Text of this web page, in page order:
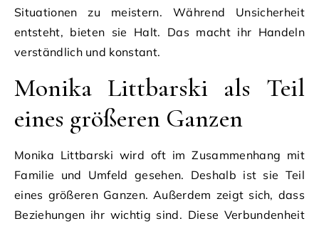
Situationen zu meistern. Während Unsicherheit
entsteht, bieten sie Halt. Das macht ihr Handeln
verständlich und konstant.
Monika Littbarski als Teil
eines größeren Ganzen
Monika Littbarski wird oft im Zusammenhang mit
Familie und Umfeld gesehen. Deshalb ist sie Teil
eines größeren Ganzen. Außerdem zeigt sich, dass
Beziehungen ihr wichtig sind. Diese Verbundenheit